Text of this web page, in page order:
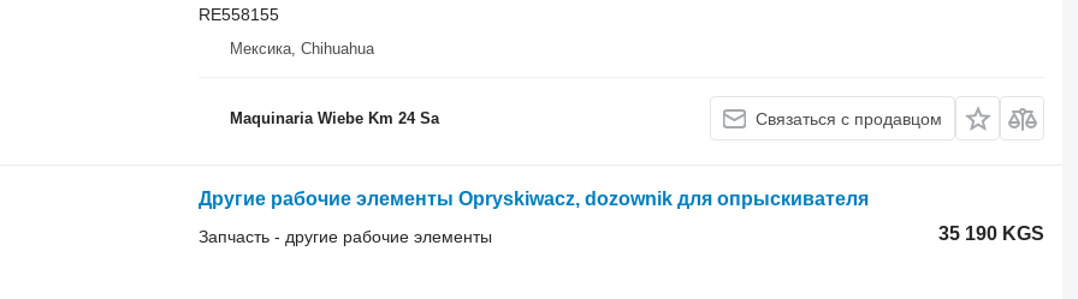
RE558155
Мексика, Chihuahua
Maquinaria Wiebe Km 24 Sa Связаться с продавцом
Другие рабочие элементы Opryskiwacz, dozownik для опрыскивателя
35 190 KGS
Запчасть - другие рабочие элементы